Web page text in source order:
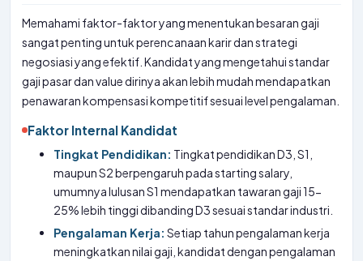
Memahami faktor-faktor yang menentukan besaran gaji
sangat penting untuk perencanaan karir dan strategi
negosiasi yang efektif. Kandidat yang mengetahui standar
gaji pasar dan value dirinya akan lebih mudah mendapatkan
penawaran kompensasi kompetitif sesuai level pengalaman.
Faktor Internal Kandidat
Tingkat Pendidikan: Tingkat pendidikan D3, S1,
maupun S2 berpengaruh pada starting salary,
umumnya lulusan S1 mendapatkan tawaran gaji 15-
25% lebih tinggi dibanding D3 sesuai standar industri.
Pengalaman Kerja: Setiap tahun pengalaman kerja
meningkatkan nilai gaji, kandidat dengan pengalaman